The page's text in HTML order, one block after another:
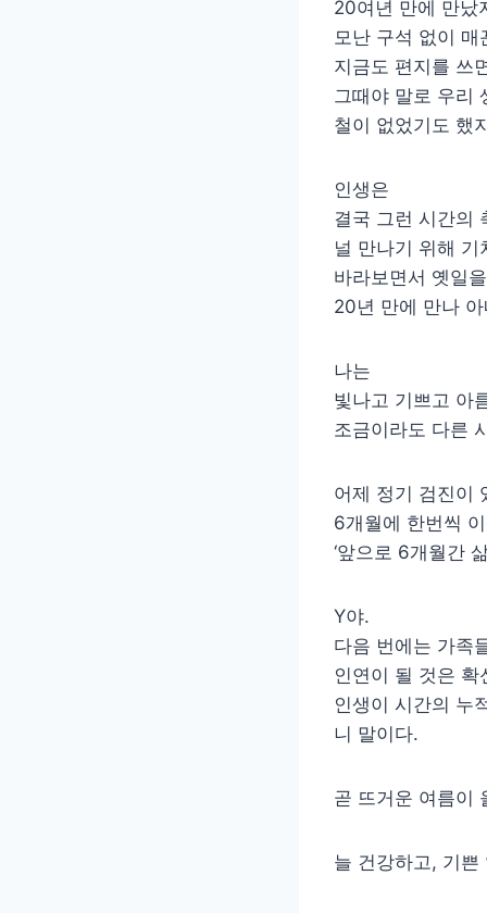
20여년 만에 만났
모난 구석 없이
지금도 편지를 쓰
그때야 말로 우리
철이 없었기도 했
인생은
결국 그런 시간의
널 만나기 위해
바라보면서 옛일
20년 만에 만나
나는
빛나고 기쁘고 아
조금이라도 다른
어제 정기 검진이
6개월에 한번씩
‘앞으로 6개월간
Y야.
다음 번에는 가족
인연이 될 것은 확
인생이 시간의 누
니 말이다.
곧 뜨거운 여름이
늘 건강하고, 기